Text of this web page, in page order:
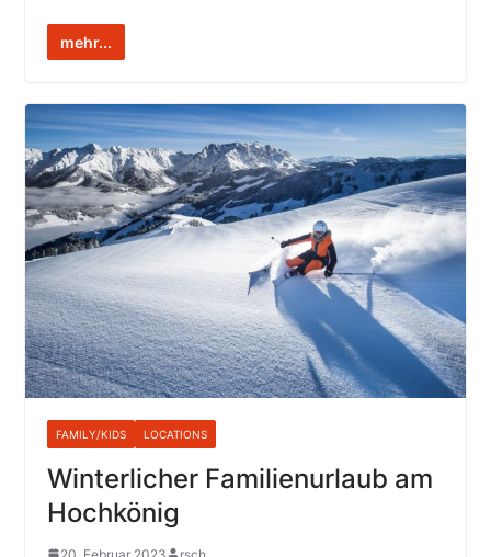
mehr...
FAMILY/KIDS LOCATIONS
Winterlicher Familienurlaub am
Hochkönig